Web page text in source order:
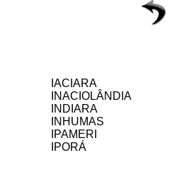
IACIARA
INACIOLÂNDIA
INDIARA
INHUMAS
IPAMERI
IPORÁ